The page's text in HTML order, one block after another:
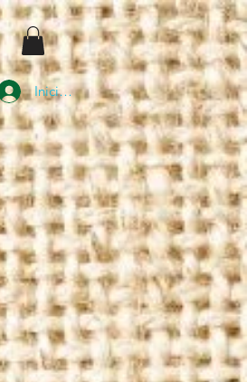
Iniciar sesión